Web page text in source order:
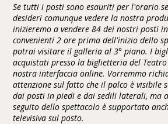
Se tutti i posti sono esauriti per l'orario
desideri comunque vedere la nostra
inizieremo a vendere 84 dei nostri posti
convenienti 2 ore prima dell'inizio dello
potrai visitare il galleria al 3° piano. I
acquistati presso la biglietteria del
nostra interfaccia online. Vorremmo
attenzione sul fatto che il palco è visibile
dai posti in piedi e dai sedili laterali, ma
seguito dello spettacolo è supportato
televisiva sul posto.